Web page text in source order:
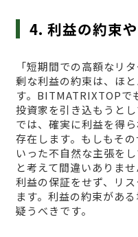
4. 利益の約束
「短期間での高額なリ
剰な利益の約束は、ほ
す。BITMATRIXTOPで
投資家を引き込もうと
では、確実に利益を得
存在します。もしもそ
いった不自然な主張を
と考えて間違いありま
利益の保証をせず、リ
ます。利益の約束があ
疑うべきです。